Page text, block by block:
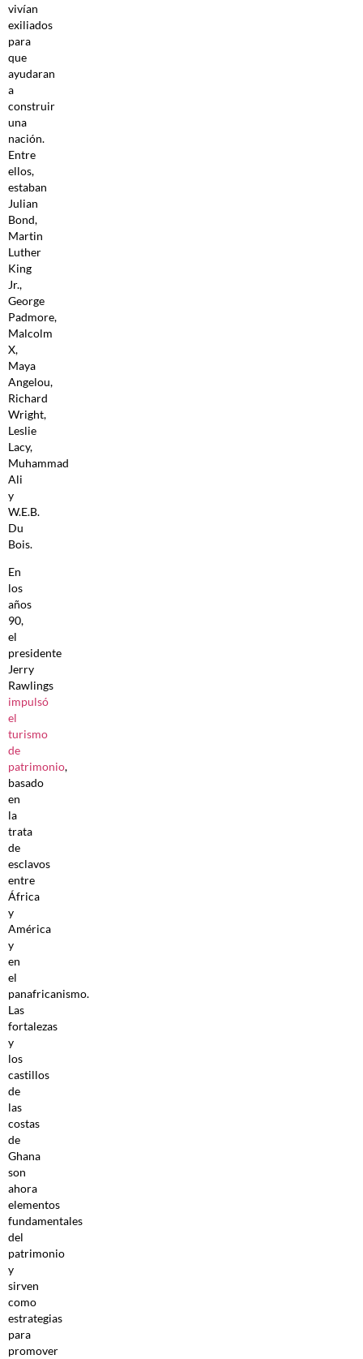
vivían
exiliados
para
que
ayudaran
a
construir
una
nación.
Entre
ellos,
estaban
Julian
Bond,
Martin
Luther
King
Jr.,
George
Padmore,
Malcolm
X,
Maya
Angelou,
Richard
Wright,
Leslie
Lacy,
Muhammad
Ali
y
W.E.B.
Du
Bois.
En
los
años
90,
el
presidente
Jerry
Rawlings
impulsó
el
turismo
de
patrimonio,
basado
en
la
trata
de
esclavos
entre
África
y
América
y
en
el
panafricanismo.
Las
fortalezas
y
los
castillos
de
las
costas
de
Ghana
son
ahora
elementos
fundamentales
del
patrimonio
y
sirven
como
estrategias
para
promover